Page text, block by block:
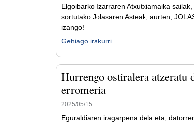
Elgoibarko Izarraren Atxutxiamaika
sortutako Jolasaren Asteak, aurten,
izango!
Gehiago irakurri
Hurrengo ostiralera atzeratu
erromeria
2025/05/15
Eguraldiaren iragarpena dela eta,